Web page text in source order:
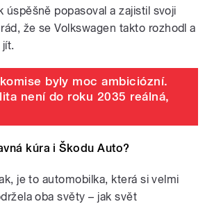
úspěšně popasoval a zajistil svoji
že se Volkswagen takto rozhodl a
byly moc ambiciózní.
není do roku 2035 reálná,
kúra i Škodu Auto?
je to automobilka, která si velmi
oba světy – jak svět